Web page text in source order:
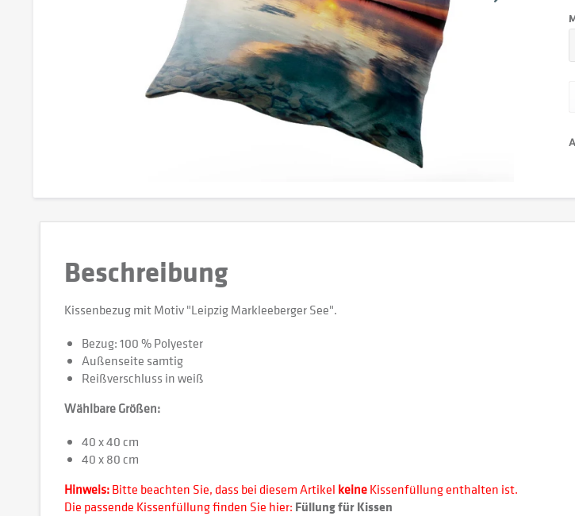
Beschreibung
Kissenbezug mit Motiv "Leipzig Markleeberger See".
Bezug: 100 % Polyester
Außenseite samtig
Reißverschluss in weiß
Wählbare Größen:
40 x 40 cm
40 x 80 cm
Hinweis:Bitte beachten Sie, dass bei diesem Artikel keineKissenfüllung enthalten ist.
Die passende Kissenfüllung finden Sie hier: Füllung für Kissen